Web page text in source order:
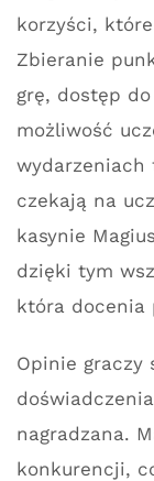
korzyści,
Zbieranie
grę, dostęp
możliwość
czekają na
kasynie
dzięki tym
która docenia
Opinie graczy
nagradzana.
konkurencji,